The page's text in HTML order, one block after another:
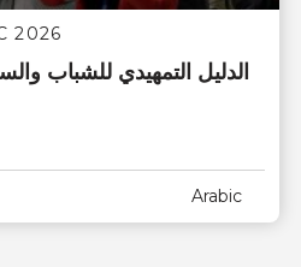
2026
الدليل التمهيدي للشباب
Arabic